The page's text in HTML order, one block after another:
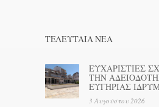
ΤΕΛΕΥΤΑΊΑ ΝΕΑ
ΕΥΧΑΡΙΣΤΙΕΣ
ΤΗΝ
ΕΥΓΗΡΙΑΣ
3 Αυγούστου 2026